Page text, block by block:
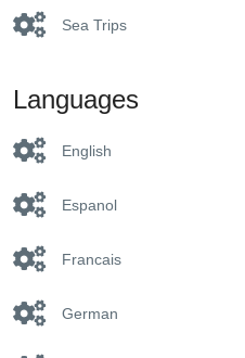
Sea Trips
Languages
English
Espanol
Francais
German